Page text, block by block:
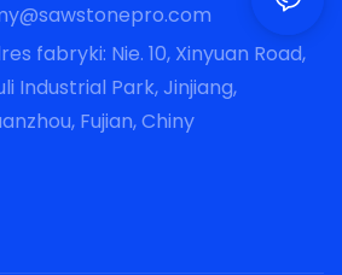
fabryki: Nie. 10, Xinyuan Road,
Industrial Park, Jinjiang,
Fujian, Chiny